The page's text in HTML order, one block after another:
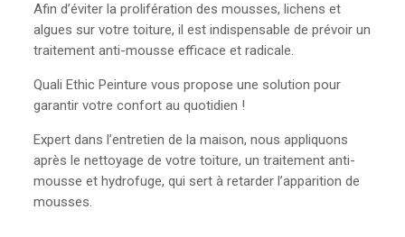
Afin d’éviter la prolifération des mousses, lichens et
algues sur votre toiture, il est indispensable de prévoir un
traitement anti-mousse efficace et radicale.
Quali Ethic Peinture vous propose une solution pour
garantir votre confort au quotidien !
Expert dans l’entretien de la maison, nous appliquons
après le nettoyage de votre toiture, un traitement anti-
mousse et hydrofuge, qui sert à retarder l’apparition de
mousses.